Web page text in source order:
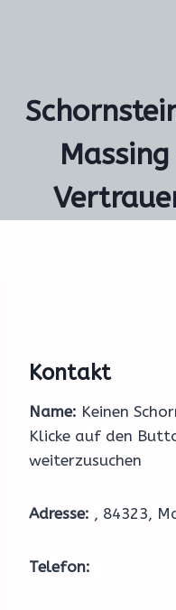
Kontakt
Name: Keinen
Klicke auf den
weiterzusuchen
Adresse: , 84323,
Telefon: